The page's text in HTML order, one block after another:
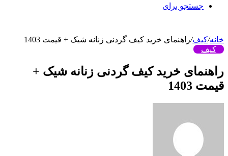
جستجو برای
خانه/کیف/راهنمای خرید کیف گردنی زنانه شیک + قیمت 1403
کیف
راهنمای خرید کیف گردنی زنانه شیک +
قیمت 1403